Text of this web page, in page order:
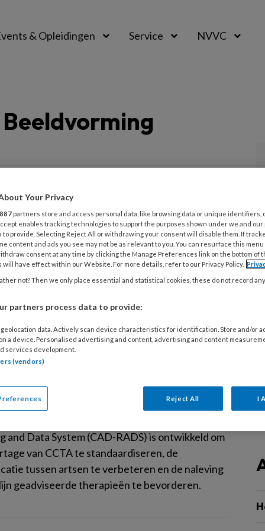
& Opleidingen Service NVVC
voor screening CAD
Pinto (Amsterdam UMC) en collega’s
in deze review dat CACS de risicovoorspelling
van atherosclerotische cardiovasculaire ziekte
personen, met sterke negatieve
waarde.
2024 REVIEW ARTICLE ATHEROSCLEROSE
– standaardisatie en
(UMC Utrecht) beschrijft in deze review dat
and Data System (CAD-RADS) is ontwikkeld om
van CCTA te standaardiseren, de
tussen artsen te verbeteren en de naleving
geadviseerde therapieën te bevorderen.
Your Privacy
887 partners store and access personal data, like browsing data or unique identifiers,
enables tracking technologies to support the purposes shown under we and
to provide. Selecting Reject All or withdrawing your consent will disable them. If
content and ads you see may not be as relevant to you. You can resurface this
consent at any time by clicking the Manage Preferences link on the bottom of
will have effect within our Website. For more details, refer to our Privacy Policy.
not? Then we only place essential and statistical cookies, these do not record
partners process data to provide:
data. Actively scan device characteristics for identification. Store and/or
a device. Personalised advertising and content, advertising and content
services development.
(vendors)
Reject All I